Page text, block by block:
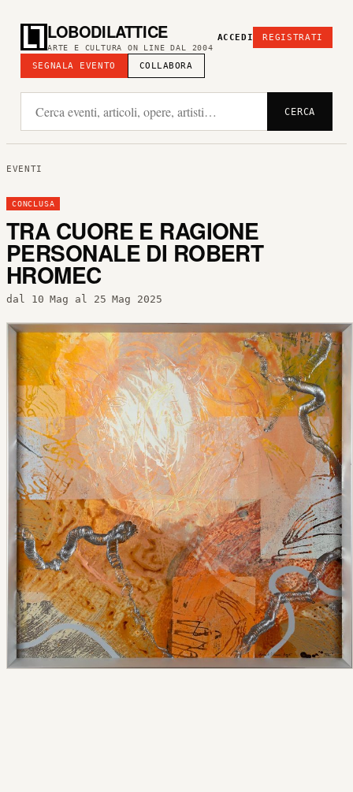
LOBODILATTICE
ARTE E CULTURA ON LINE DAL 2004
SEGNALA EVENTO COLLABORA
ACCEDI REGISTRATI
CERCA
EVENTI
CONCLUSA
TRA CUORE E RAGIONE
PERSONALE DI ROBERT
HROMEC
dal 10 Mag al 25 Mag 2025